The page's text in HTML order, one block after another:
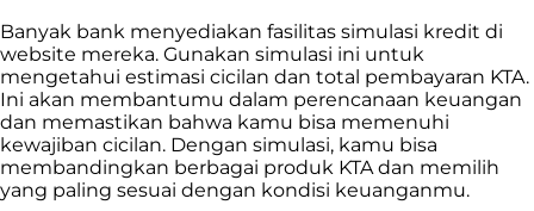
Banyak bank menyediakan fasilitas simulasi kredit di
website mereka. Gunakan simulasi ini untuk
mengetahui estimasi cicilan dan total pembayaran KTA.
Ini akan membantumu dalam perencanaan keuangan
dan memastikan bahwa kamu bisa memenuhi
kewajiban cicilan. Dengan simulasi, kamu bisa
membandingkan berbagai produk KTA dan memilih
yang paling sesuai dengan kondisi keuanganmu.